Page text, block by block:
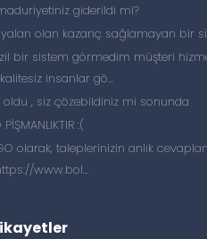
giderildi mi?
olan kazanç sağlamayan bir
bir sistem görmedim müşteri
insanlar gö...
, siz çözebildiniz mi sonunda
:(
olarak, taleplerinizin anlık
www.bol...